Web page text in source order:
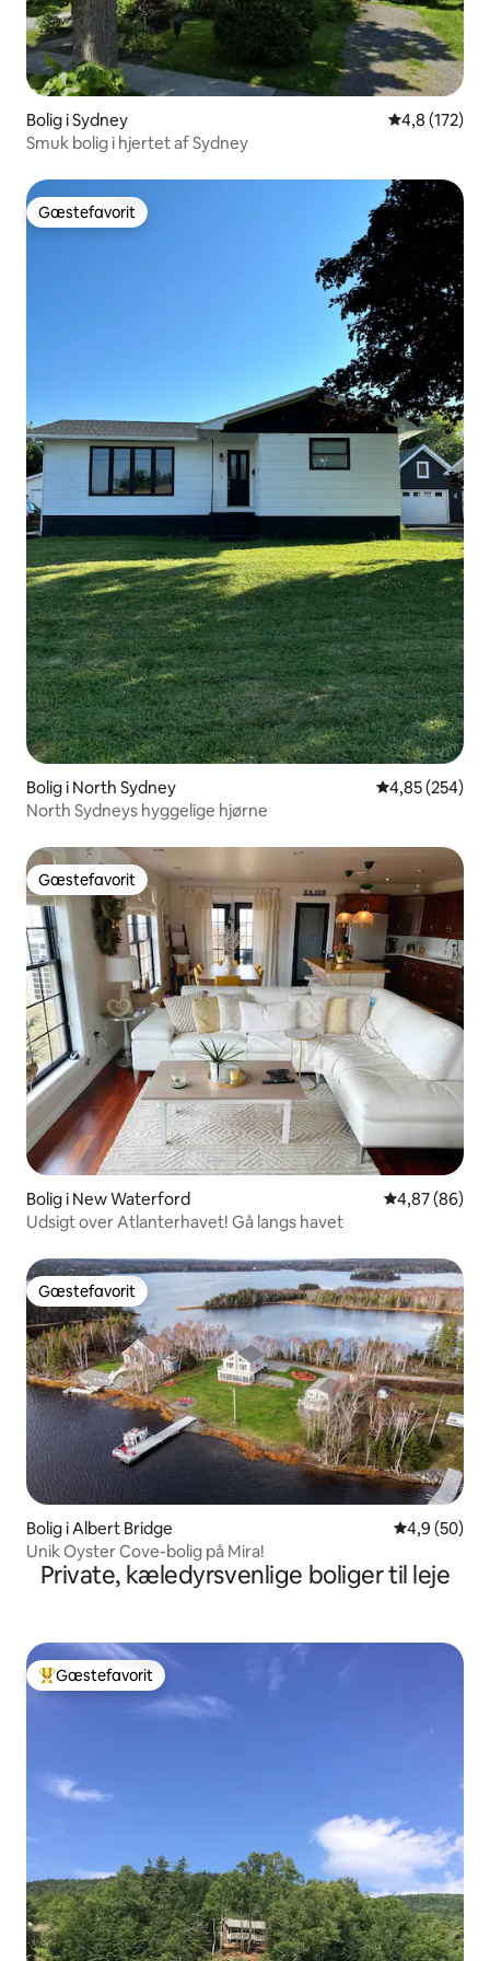
Bolig i Sydney 4,8 ud af 5 i
4,8 (172)
Smuk bolig i hjertet af Sydney
Gæstefavorit
Gæstefavorit
Bolig i North Sydney 4,85 ud af 5 i
4,85 (254)
North Sydneys hyggelige hjørne
Gæstefavorit
Gæstefavorit
Bolig i New Waterford 4,87 ud af 5 i
4,87 (86)
Udsigt over Atlanterhavet! Gå langs havet
Gæstefavorit
Gæstefavorit
Bolig i Albert Bridge 4,9 ud af 5 i
4,9 (50)
Unik Oyster Cove-bolig på Mira!
Private, kæledyrsvenlige boliger til leje
Bedste gæstefavorit
Gæstefavorit